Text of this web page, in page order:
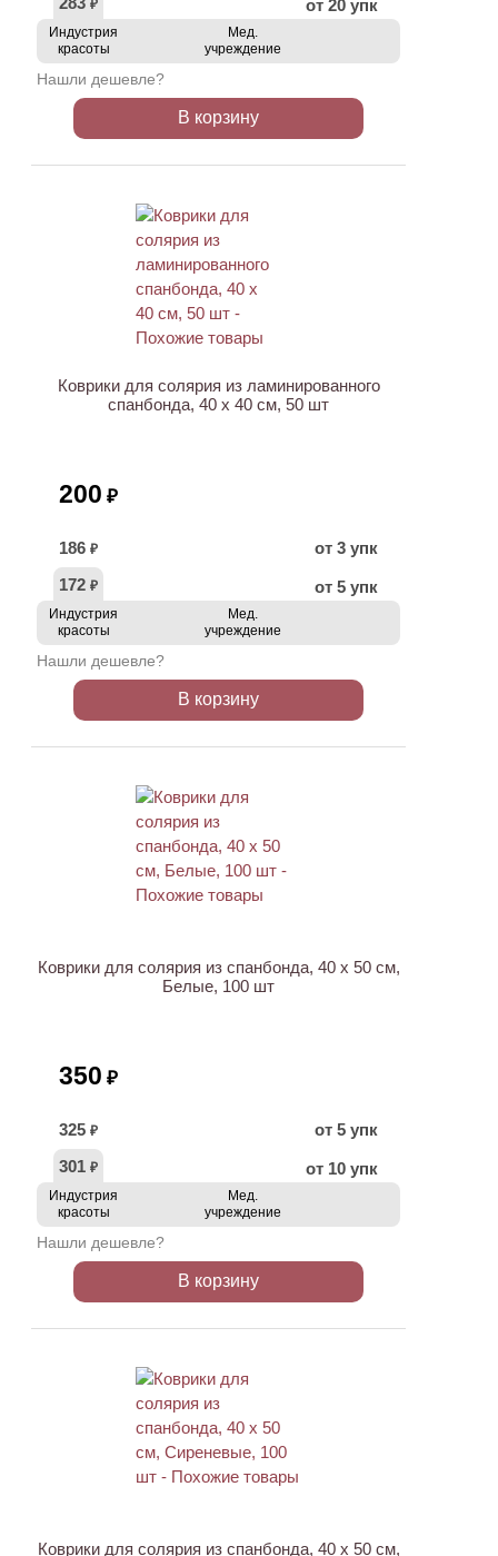
₽ от 20 упк
Индустрия
красоты
Мед.
учреждение
Нашли дешевле?
В корзину
Коврики для солярия из ламинированного
спанбонда, 40 x 40 см, 50 шт
200 ₽
186 ₽
от 3 упк
172 ₽ от 5 упк
Индустрия
красоты
Мед.
учреждение
Нашли дешевле?
В корзину
Коврики для солярия из спанбонда, 40 х 50 см,
Белые, 100 шт
350 ₽
325 ₽
от 5 упк
301 ₽ от 10 упк
Индустрия
красоты
Мед.
учреждение
Нашли дешевле?
В корзину
Коврики для солярия из спанбонда, 40 х 50 см,